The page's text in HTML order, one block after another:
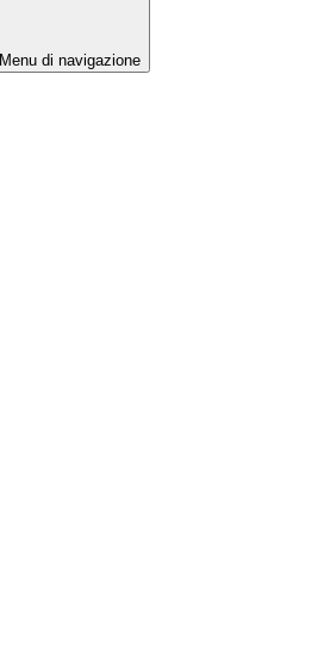
Menu di navigazione